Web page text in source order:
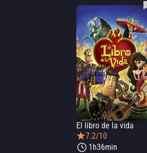
El libro de la vida
7.2/10
1h36min